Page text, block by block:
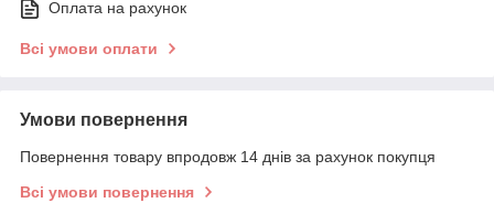
Оплата на рахунок
Всі умови оплати
Умови повернення
Повернення товару впродовж 14 днів за рахунок покупця
Всі умови повернення